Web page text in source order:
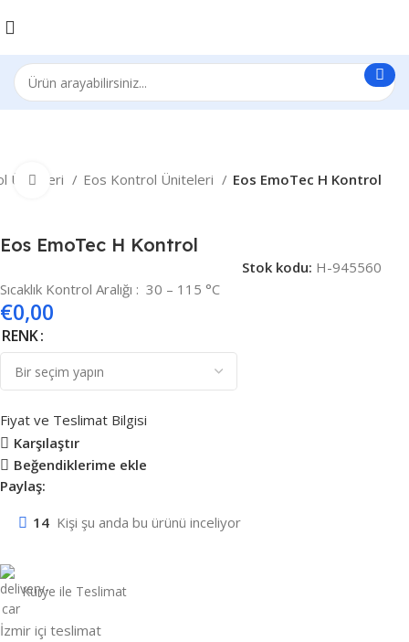
Üniteleri Eos Kontrol Üniteleri Eos EmoTec H Kontrol
Büyütmek için tıklayın
Eos EmoTec H Kontrol
Stok kodu: H-945560
Sıcaklık Kontrol Aralığı : 30 – 115 °C
€0,00
RENK
Fiyat ve Teslimat Bilgisi
Karşılaştır
Beğendiklerime ekle
Paylaş:
14 Kişi şu anda bu ürünü inceliyor
Kurye ile Teslimat
İzmir içi teslimat